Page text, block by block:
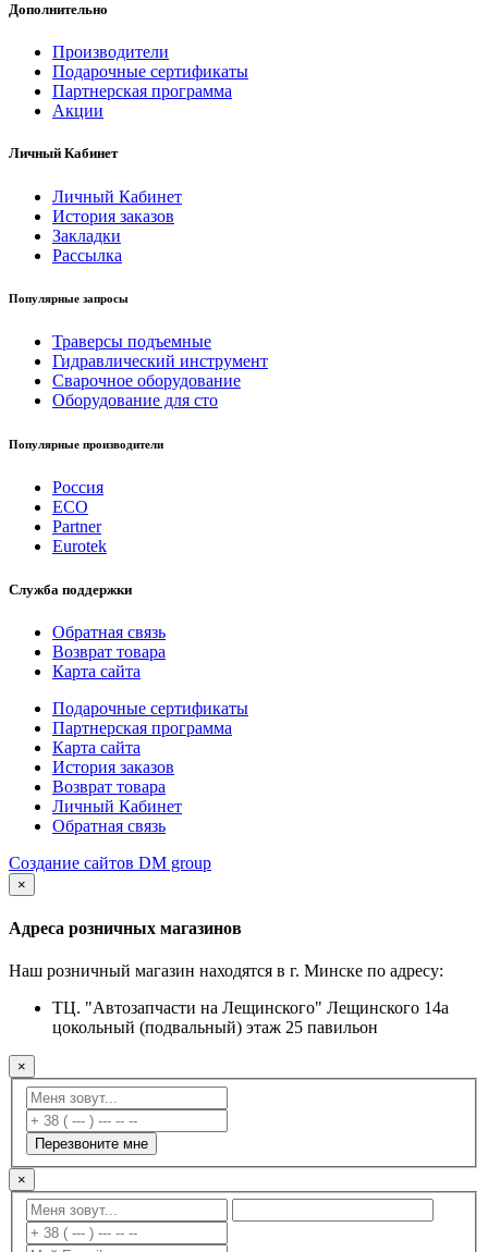
Дополнительно
Производители
Подарочные сертификаты
Партнерская программа
Акции
Личный Кабинет
Личный Кабинет
История заказов
Закладки
Рассылка
Популярные запросы
Траверсы подъемные
Гидравлический инструмент
Сварочное оборудование
Оборудование для сто
Популярные производители
Россия
ECO
Partner
Eurotek
Служба поддержки
Обратная связь
Возврат товара
Карта сайта
Подарочные сертификаты
Партнерская программа
Карта сайта
История заказов
Возврат товара
Личный Кабинет
Обратная связь
Создание сайтов DM group
×
Адреса розничных магазинов
Наш розничный магазин находятся в г. Минске по адресу:
ТЦ. "Автозапчасти на Лещинского" Лещинского 14а
цокольный (подвальный) этаж 25 павильон
×
Перезвоните мне
×